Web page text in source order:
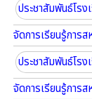
ประชาสัมพันธ์โรง
จัดการเรียนรู้การ
ประชาสัมพันธ์โรง
จัดการเรียนรู้การ